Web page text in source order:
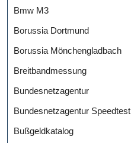
Bmw M3
Borussia Dortmund
Borussia Mönchengladbach
Breitbandmessung
Bundesnetzagentur
Bundesnetzagentur Speedtest
Bußgeldkatalog